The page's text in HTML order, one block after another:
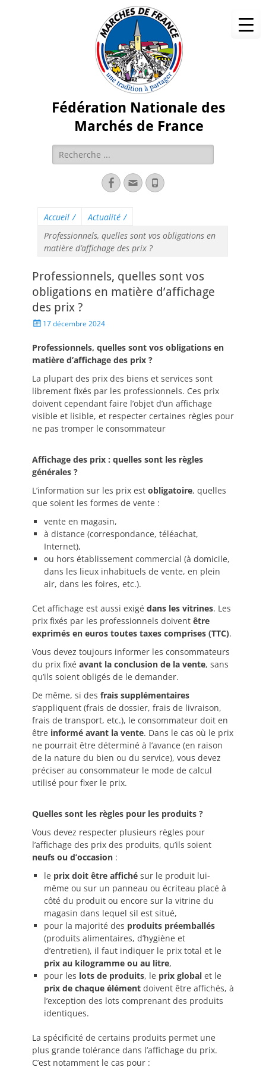
Fédération Nationale des
Marchés de France
Accueil / Actualité /
Professionnels, quelles sont vos obligations en
matière d’affichage des prix ?
Professionnels, quelles sont vos
obligations en matière d’affichage
des prix ?
17 décembre 2024
Professionnels, quelles sont vos obligations en
matière d’affichage des prix ?
La plupart des prix des biens et services sont
librement fixés par les professionnels. Ces prix
doivent cependant faire l’objet d’un affichage
visible et lisible, et respecter certaines règles pour
ne pas tromper le consommateur
Affichage des prix : quelles sont les règles
générales ?
L’information sur les prix est obligatoire, quelles
que soient les formes de vente :
vente en magasin,
à distance (correspondance, téléachat,
Internet),
ou hors établissement commercial (à domicile,
dans les lieux inhabituels de vente, en plein
air, dans les foires, etc.).
Cet affichage est aussi exigé dans les vitrines. Les
prix fixés par les professionnels doivent être
exprimés en euros toutes taxes comprises (TTC).
Vous devez toujours informer les consommateurs
du prix fixé avant la conclusion de la vente, sans
qu’ils soient obligés de le demander.
De même, si des frais supplémentaires
s’appliquent (frais de dossier, frais de livraison,
frais de transport, etc.), le consommateur doit en
être informé avant la vente. Dans le cas où le prix
ne pourrait être déterminé à l’avance (en raison
de la nature du bien ou du service), vous devez
préciser au consommateur le mode de calcul
utilisé pour fixer le prix.
Quelles sont les règles pour les produits ?
Vous devez respecter plusieurs règles pour
l’affichage des prix des produits, qu’ils soient
neufs ou d’occasion :
le prix doit être affiché sur le produit lui-
même ou sur un panneau ou écriteau placé à
côté du produit ou encore sur la vitrine du
magasin dans lequel sil est situé,
pour la majorité des produits préemballés
(produits alimentaires, d’hygiène et
d’entretien), il faut indiquer le prix total et le
prix au kilogramme ou au litre,
pour les lots de produits, le prix global et le
prix de chaque élément doivent être affichés, à
l’exception des lots comprenant des produits
identiques.
La spécificité de certains produits permet une
plus grande tolérance dans l’affichage du prix.
C’est notamment le cas pour :